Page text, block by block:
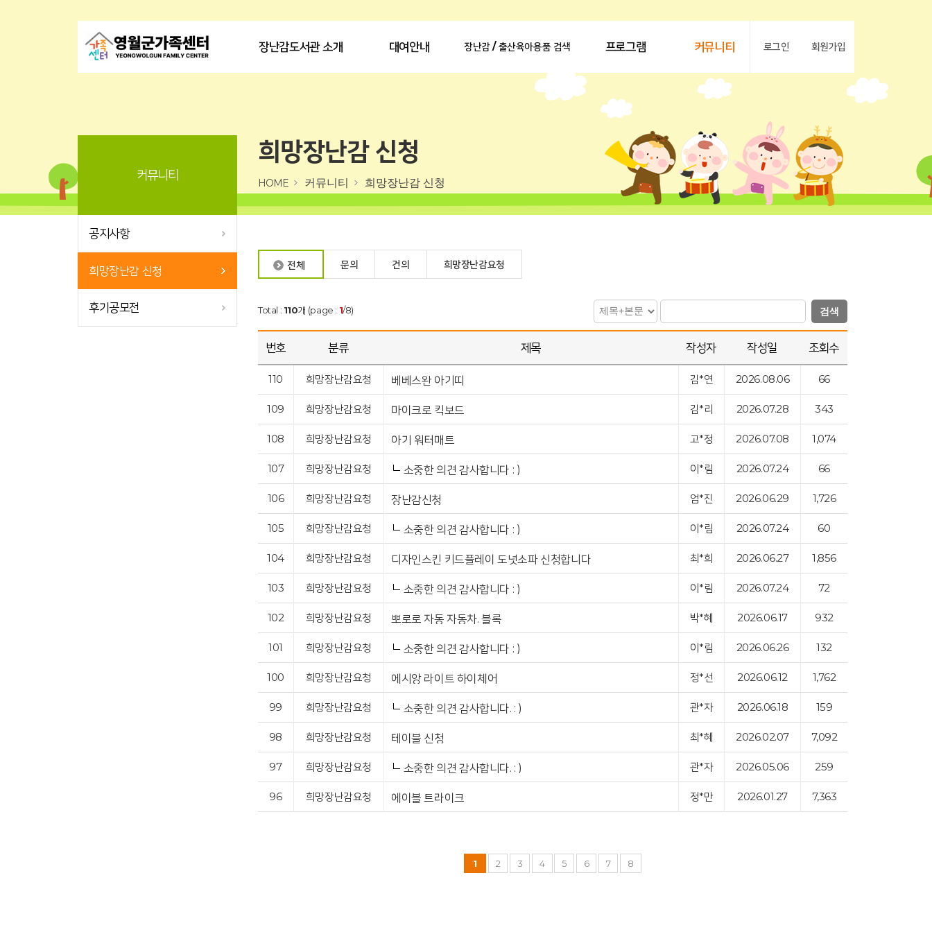
장난감도서관 소개 대여안내 장난감 / 출산육아용품 검색 프로그램 커뮤니티 로그인 회원가입
커뮤니티
공지사항
희망장난감 신청
후기공모전
희망장난감 신청
HOME 커뮤니티 희망장난감 신청
전체 문의 건의 희망장난감요청
Total : 110개 (page : 1/8) 검색
번호 분류 제목 작성자 작성일 조회수
110 희망장난감요청 베베스완 아기띠 김*연 2026.08.06 66
109 희망장난감요청 마이크로 킥보드 김*리 2026.07.28 343
108 희망장난감요청 아기 워터매트 고*정 2026.07.08 1,074
107 희망장난감요청 소중한 의견 감사합니다 : ) 이*림 2026.07.24 66
106 희망장난감요청 장난감신청 엄*진 2026.06.29 1,726
105 희망장난감요청 소중한 의견 감사합니다 : ) 이*림 2026.07.24 60
104 희망장난감요청 디자인스킨 키드플레이 도넛소파 신청합니다 최*희 2026.06.27 1,856
103 희망장난감요청 소중한 의견 감사합니다 : ) 이*림 2026.07.24 72
102 희망장난감요청 뽀로로 자동 자동차. 블록 박*혜 2026.06.17 932
101 희망장난감요청 소중한 의견 감사합니다 : ) 이*림 2026.06.26 132
100 희망장난감요청 에시앙 라이트 하이체어 정*선 2026.06.12 1,762
99 희망장난감요청 소중한 의견 감사합니다. : ) 관*자 2026.06.18 159
98 희망장난감요청 테이블 신청 최*혜 2026.02.07 7,092
97 희망장난감요청 소중한 의견 감사합니다. : ) 관*자 2026.05.06 259
96 희망장난감요청 에이블 트라이크 정*만 2026.01.27 7,363
1 2 3 4 5 6 7 8